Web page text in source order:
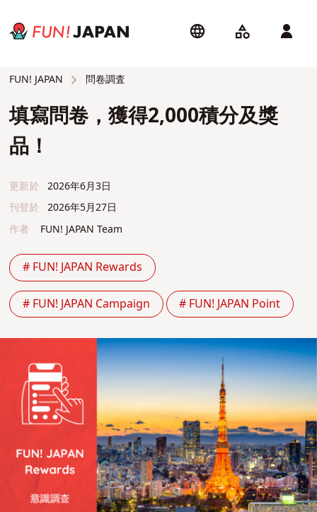
FUN! JAPAN 問卷調査
填寫問卷，獲得2,000積分及獎
品！
更新於
2026年6月3日
刊登於
2026年5月27日
作者
FUN! JAPAN Team
# FUN! JAPAN Rewards
# FUN! JAPAN Campaign # FUN! JAPAN Point